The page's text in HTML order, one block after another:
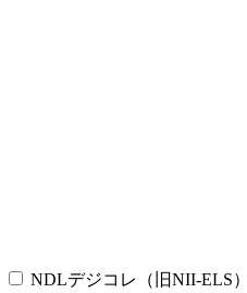
NDLデジコレ（旧NII-ELS）